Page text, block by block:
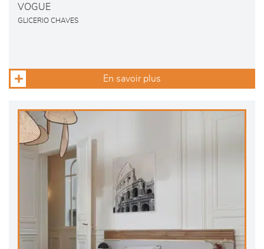
VOGUE
GLICERIO CHAVES
En savoir plus